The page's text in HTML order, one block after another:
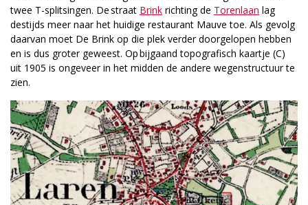
twee T-splitsingen. De straat Brink richting de Torenlaan lag
destijds meer naar het huidige restaurant Mauve toe. Als gevolg
daarvan moet De Brink op die plek verder doorgelopen hebben
en is dus groter geweest. Op bijgaand topografisch kaartje (C)
uit 1905 is ongeveer in het midden de andere wegenstructuur te
zien.